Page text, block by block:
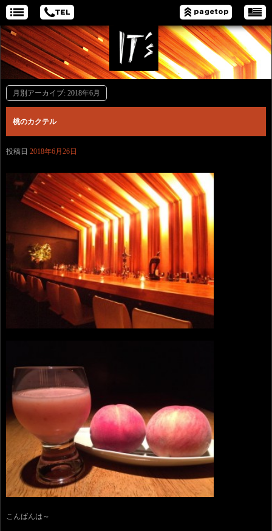
月別アーカイブ: 2018年6月
桃のカクテル
投稿日 2018年6月26日
こんばんは～